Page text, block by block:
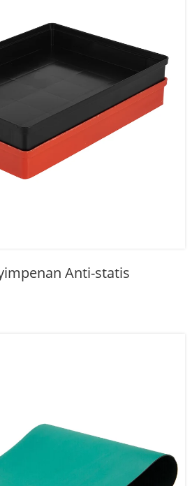
Anti-statis